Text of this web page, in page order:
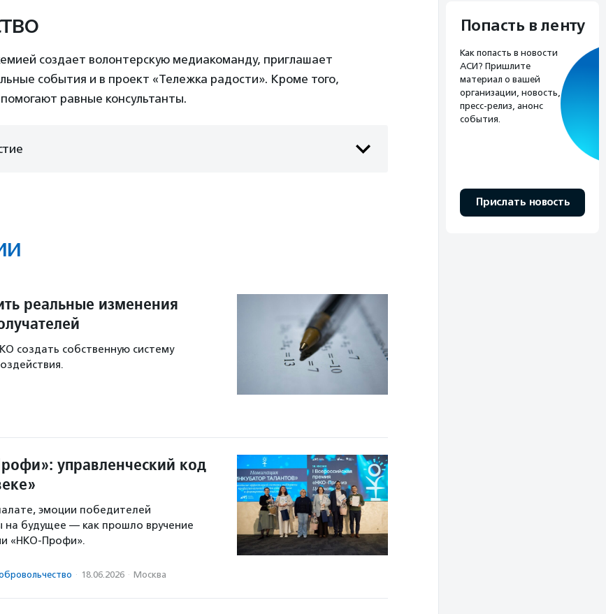
создает волонтерскую медиакоманду, приглашает
события и в проект «Тележка радости». Кроме того,
равные консультанты.
реальные изменения
создать собственную систему
управленческий код
эмоции победителей
на будущее — как прошло вручение
«НКО-Профи».
· 18.06.2026 · Москва
Попасть в ленту
Как попасть в новости
АСИ? Пришлите
материал о вашей
организации, новость,
пресс-релиз, анонс
события.
Прислать новость